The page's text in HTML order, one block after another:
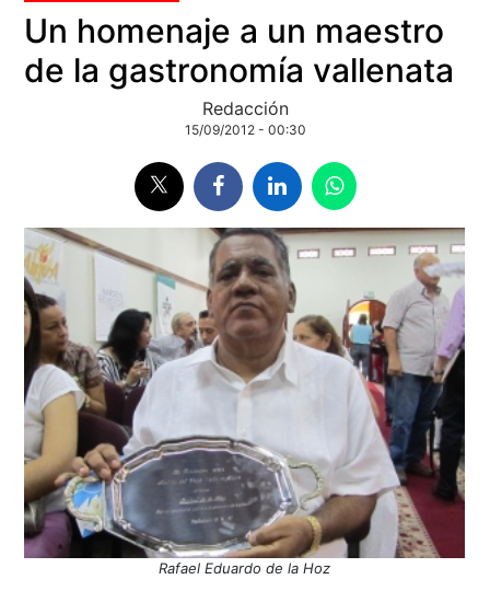
Un homenaje a un maestro
de la gastronomía vallenata
Redacción
15/09/2012 - 00:30
Rafael Eduardo de la Hoz